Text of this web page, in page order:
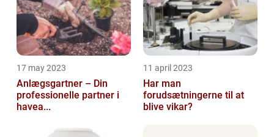
17 may 2023
Anlægsgartner – Din
professionelle partner i
havea...
11 april 2023
Har man
forudsætningerne til at
blive vikar?